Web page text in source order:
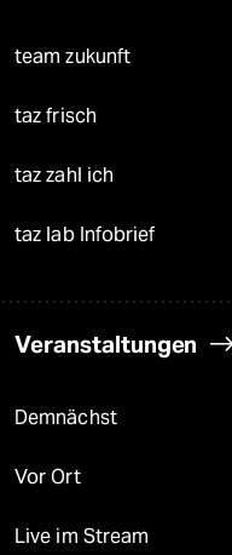
team zukunft
taz frisch
taz zahl ich
taz lab Infobrief
Veranstaltungen
Demnächst
Vor Ort
Live im Stream